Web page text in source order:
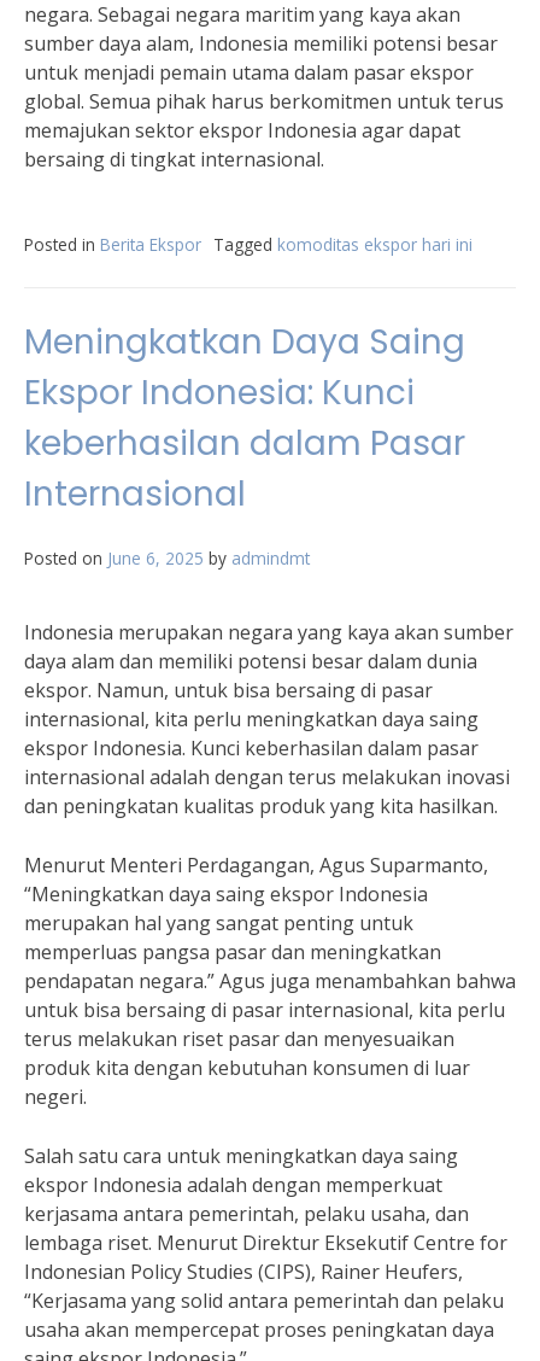
negara. Sebagai negara maritim yang kaya akan
sumber daya alam, Indonesia memiliki potensi besar
untuk menjadi pemain utama dalam pasar ekspor
global. Semua pihak harus berkomitmen untuk terus
memajukan sektor ekspor Indonesia agar dapat
bersaing di tingkat internasional.
Posted in Berita Ekspor Tagged komoditas ekspor hari ini
Meningkatkan Daya Saing
Ekspor Indonesia: Kunci
keberhasilan dalam Pasar
Internasional
Posted on June 6, 2025 by admindmt
Indonesia merupakan negara yang kaya akan sumber
daya alam dan memiliki potensi besar dalam dunia
ekspor. Namun, untuk bisa bersaing di pasar
internasional, kita perlu meningkatkan daya saing
ekspor Indonesia. Kunci keberhasilan dalam pasar
internasional adalah dengan terus melakukan inovasi
dan peningkatan kualitas produk yang kita hasilkan.
Menurut Menteri Perdagangan, Agus Suparmanto,
“Meningkatkan daya saing ekspor Indonesia
merupakan hal yang sangat penting untuk
memperluas pangsa pasar dan meningkatkan
pendapatan negara.” Agus juga menambahkan bahwa
untuk bisa bersaing di pasar internasional, kita perlu
terus melakukan riset pasar dan menyesuaikan
produk kita dengan kebutuhan konsumen di luar
negeri.
Salah satu cara untuk meningkatkan daya saing
ekspor Indonesia adalah dengan memperkuat
kerjasama antara pemerintah, pelaku usaha, dan
lembaga riset. Menurut Direktur Eksekutif Centre for
Indonesian Policy Studies (CIPS), Rainer Heufers,
“Kerjasama yang solid antara pemerintah dan pelaku
usaha akan mempercepat proses peningkatan daya